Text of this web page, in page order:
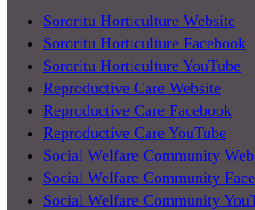
Sororitu Horticulture Website
Sororitu Horticulture Facebook
Sororitu Horticulture YouTube
Reproductive Care Website
Reproductive Care Facebook
Reproductive Care YouTube
Social Welfare Community
Social Welfare Community
Social Welfare Community